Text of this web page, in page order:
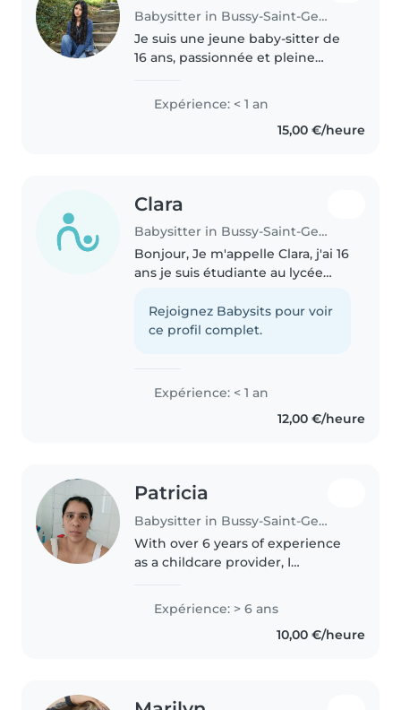
Babysitter in Bussy-Saint-Georges
Je suis une jeune baby-sitter de
16 ans, passionnée et pleine
animatrice et profs
particulièrement, j'ai suivi une
Expérience: < 1 an
15,00 €/heure
Clara
Babysitter in Bussy-Saint-Georges
Bonjour, Je m'appelle Clara, j'ai 16
ans je suis étudiante au lycée
Goerges )et je propose des
services de garde d'enfants de
Rejoignez Babysits pour voir
ce profil complet.
Expérience: < 1 an
12,00 €/heure
Patricia
Babysitter in Bussy-Saint-Georges
With over 6 years of experience
as a childcare provider, I
toddlers, and preschoolers. As a
parent myself, I understand the
importance of a safe and..
Expérience: > 6 ans
10,00 €/heure